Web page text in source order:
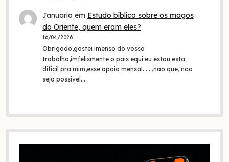
Januario em Estudo bíblico sobre os magos
do Oriente, quem eram eles?
16/04/2026
Obrigado,gostei imenso do vosso
trabalho,imfelismente o pais equi eu estou esta
dificil pra mim,esse apoio mensal......,nao que, nao
seja possivel…